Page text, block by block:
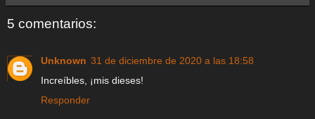
5 comentarios:
Unknown 31 de diciembre de 2020 a las 18:58
Increíbles, ¡mis dieses!
Responder